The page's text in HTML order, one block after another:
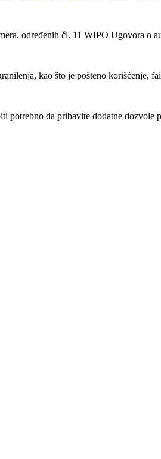
određenih čl. 11 WIPO Ugovora o
kao što je pošteno korišćenje,
potrebno da pribavite dodatne dozvole